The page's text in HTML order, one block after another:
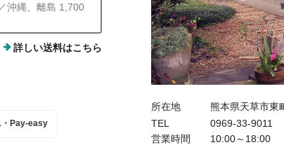
沖縄、離島 1,700
詳しい送料はこちら
・Pay-easy
所在地
熊本県天草市東
TEL
0969-33-9011
営業時間
10:00～18:00